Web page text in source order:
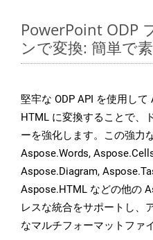
PowerPoint ODP
ンで変換: 簡単で
堅牢な ODP API を使用し
HTML に変換することで、
ーを強化します。この強力
Aspose.Words,
Aspose.Diagram,
Aspose.HTML などの他の
レスな統合をサポートし、
なマルチフォーマットファ